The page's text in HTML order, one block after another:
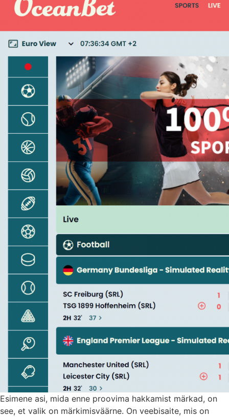
Esimene asi, mida enne proovima hakkamist märkad, on
see, et valik on märkimisväärne. On veebisaite, mis on